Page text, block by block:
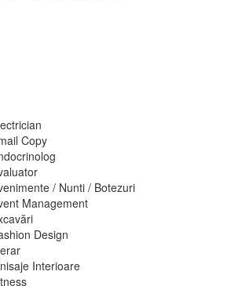
Copy
/ Nunti / Botezuri
Management
Design
Interioare